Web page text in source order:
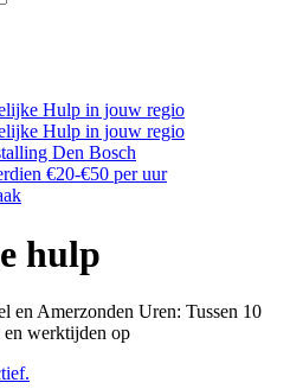
Hulp in jouw regio
Hulp in jouw regio
Den Bosch
€20-€50 per uur
hulp
en Amerzonden Uren: Tussen 10
en werktijden op